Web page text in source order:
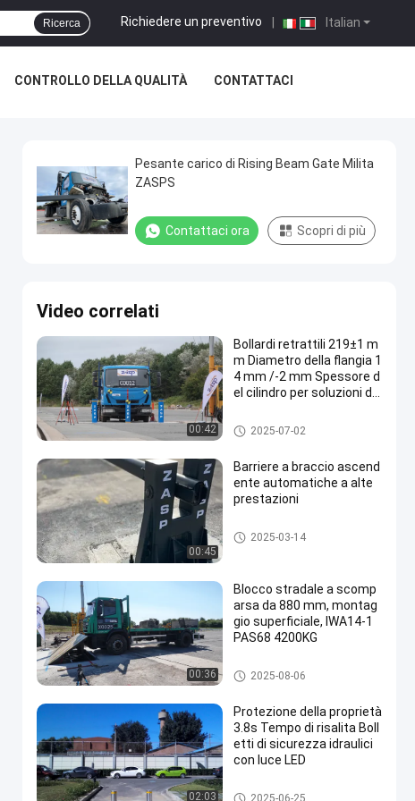
Italian
Richiedere un preventivo
Ricerca
CONTROLLO DELLA QUALITÀ CONTATTACI
Pesante carico di Rising Beam Gate Milita
ZASPS
Contattaci ora Scopri di più
Video correlati
00:42
Bollardi retrattili 219±1 m
m Diametro della flangia 1
4 mm /-2 mm Spessore d
el cilindro per soluzioni di
Bollardi rimovibili
2025-07-02
00:45
Barriere a braccio ascend
ente automatiche a alte
prestazioni
Porta a raggi ascendenti
2025-03-14
00:36
Blocco stradale a scomp
arsa da 880 mm, montag
gio superficiale, IWA14-1
PAS68 4200KG
stampi della strada
2025-08-06
02:03
Protezione della proprietà
3.8s Tempo di risalita Boll
etti di sicurezza idraulici
con luce LED
Bitte automatiche
2025-06-25